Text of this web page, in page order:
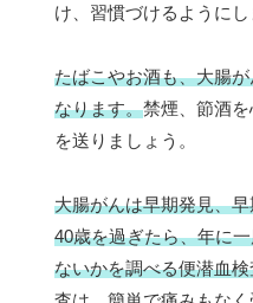
け、習慣づけるようにし
たばこやお酒も、大腸
なります。禁煙、節酒
を送りましょう。
大腸がんは早期発見、
40歳を過ぎたら、年に
ないかを調べる便潜血